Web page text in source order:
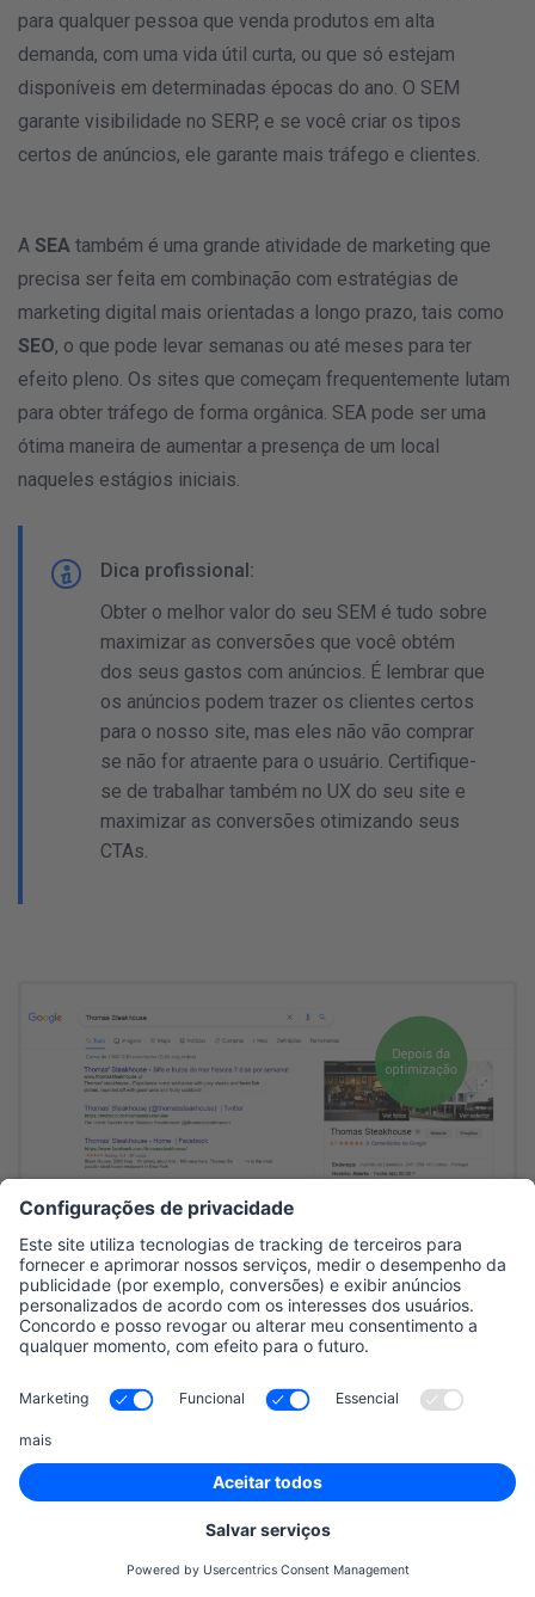
para qualquer pessoa que venda produtos em alta
demanda, com uma vida útil curta, ou que só estejam
disponíveis em determinadas épocas do ano. O SEM
garante visibilidade no SERP, e se você criar os tipos
certos de anúncios, ele garante mais tráfego e clientes.
A SEA também é uma grande atividade de marketing que
precisa ser feita em combinação com estratégias de
marketing digital mais orientadas a longo prazo, tais como
SEO, o que pode levar semanas ou até meses para ter
efeito pleno. Os sites que começam frequentemente lutam
para obter tráfego de forma orgânica. SEA pode ser uma
ótima maneira de aumentar a presença de um local
naqueles estágios iniciais.
Dica profissional:
Obter o melhor valor do seu SEM é tudo sobre
maximizar as conversões que você obtém
dos seus gastos com anúncios. É lembrar que
os anúncios podem trazer os clientes certos
para o nosso site, mas eles não vão comprar
se não for atraente para o usuário. Certifique-
se de trabalhar também no UX do seu site e
maximizar as conversões otimizando seus
CTAs.
Resultados da pesquisa do Google para Thomas
Siga os anúncios de seus